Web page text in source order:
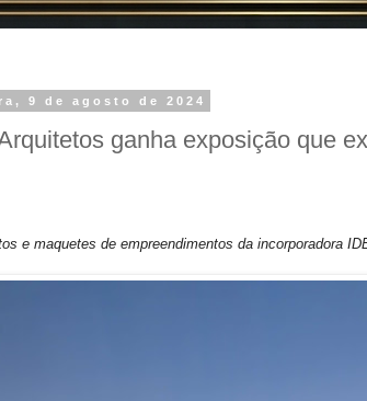
9 de agosto de 2024
ganha exposição que
e maquetes de empreendimentos da incorporadora